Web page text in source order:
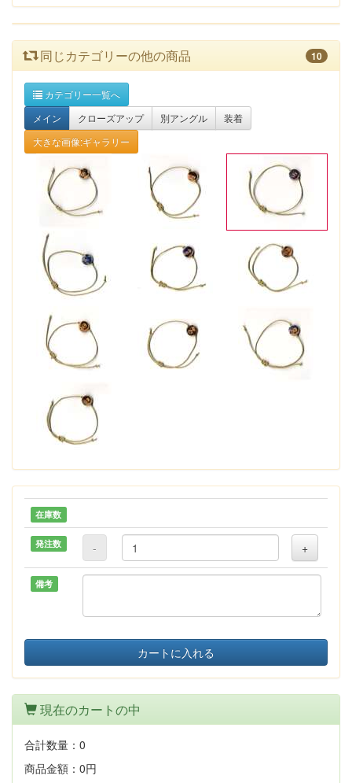
同じカテゴリーの他の商品 10
カテゴリー一覧へ
メイン
クローズアップ 別アングル
装着
大きな画像:ギャラリー
在庫数
発注数 - +
備考
カートに入れる
現在のカートの中
合計数量： 0
商品金額： 0円